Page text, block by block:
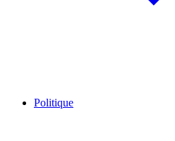
Politique